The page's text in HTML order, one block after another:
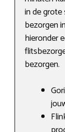
in de
bezorgen
hieronder
bezorgen.